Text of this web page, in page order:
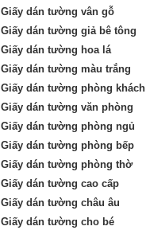
Giấy dán tường vân gỗ
Giấy dán tường giả bê tông
Giấy dán tường hoa lá
Giấy dán tường màu trắng
Giấy dán tường phòng khách
Giấy dán tường văn phòng
Giấy dán tường phòng ngủ
Giấy dán tường phòng bếp
Giấy dán tường phòng thờ
Giấy dán tường cao cấp
Giấy dán tường châu âu
Giấy dán tường cho bé